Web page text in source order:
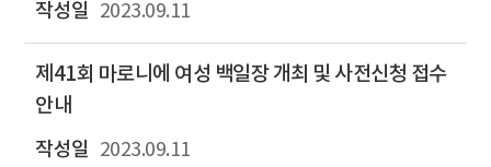
2023.09.11
제41회 마로니에 여성 백일장 개최 및 사전신청 접수
안내
2023.09.11